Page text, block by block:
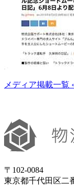
メディア掲載一覧
〒102-0084
東京都千代田区二